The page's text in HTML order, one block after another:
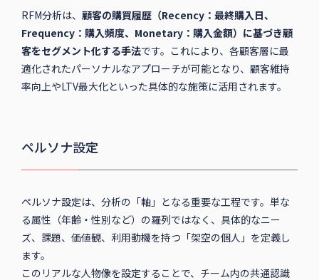
RFM分析は、 顧客の購買履歴（Recency：最終購入日、
Frequency：購入頻度、Monetary：購入金額）に基づき顧
客をセグメント化する手法です。これにより、各顧客層に最
適化されたパーソナルなアプローチが可能となり、顧客維持
率向上やLTV最大化といった具体的な施策に活用されます。
ペルソナ設定
ペルソナ設定は、分析の「軸」となる重要な工程です。単な
る属性（年齢・性別など）の羅列ではなく、具体的なニー
ズ、課題、価値観、利用動機を持つ「架空の個人」を定義し
ます。
このリアルな人物像を設定することで、チーム内の共通認識